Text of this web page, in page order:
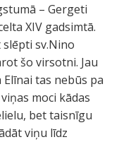
– Gergeti
XIV gadsimtā.
sv.Nino
šo virsotni. Jau
tas nebūs pa
moci kādas
bet taisnīgu
viņu līdz